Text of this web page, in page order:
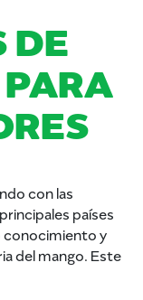
DE
con las
países
y
del mango. Este